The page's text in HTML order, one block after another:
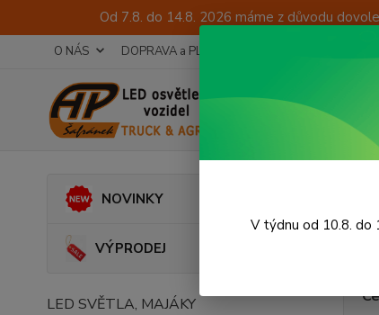
Od 7.8. do 14.8. 2026 máme z důvodu
O NÁS DOPRAVA a PLATBA
NOVINKY
VÝPRODEJ
LED SVĚTLA, MAJÁKY
V týdnu od 10.8. do